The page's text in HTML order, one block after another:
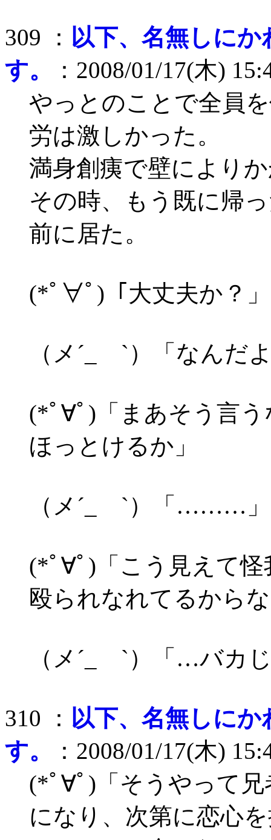
309 ： 以下、名無しに
す。
：2008/01/17(木)
やっとのことで全員
労は激しかった。
満身創痍で壁により
その時、もう既に帰
前に居た。
(*ﾟ∀ﾟ)「大丈夫か？」
（メ´_ゝ`）「なんだ
(*ﾟ∀ﾟ)「まあそう言
ほっとけるか」
（メ´_ゝ`）「………」
(*ﾟ∀ﾟ)「こう見えて
殴られなれてるから
（メ´_ゝ`）「…バカ
310 ： 以下、名無しに
す。
：2008/01/17(木)
(*ﾟ∀ﾟ)「そうやって
になり、次第に恋心